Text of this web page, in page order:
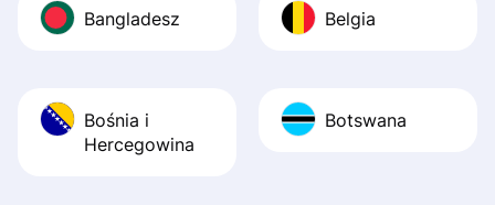
Bangladesz Belgia
Bośnia i
Hercegowina
Botswana